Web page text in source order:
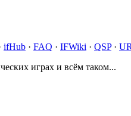
ifHub · FAQ · IFWiki · QSP·
играх и всём таком...